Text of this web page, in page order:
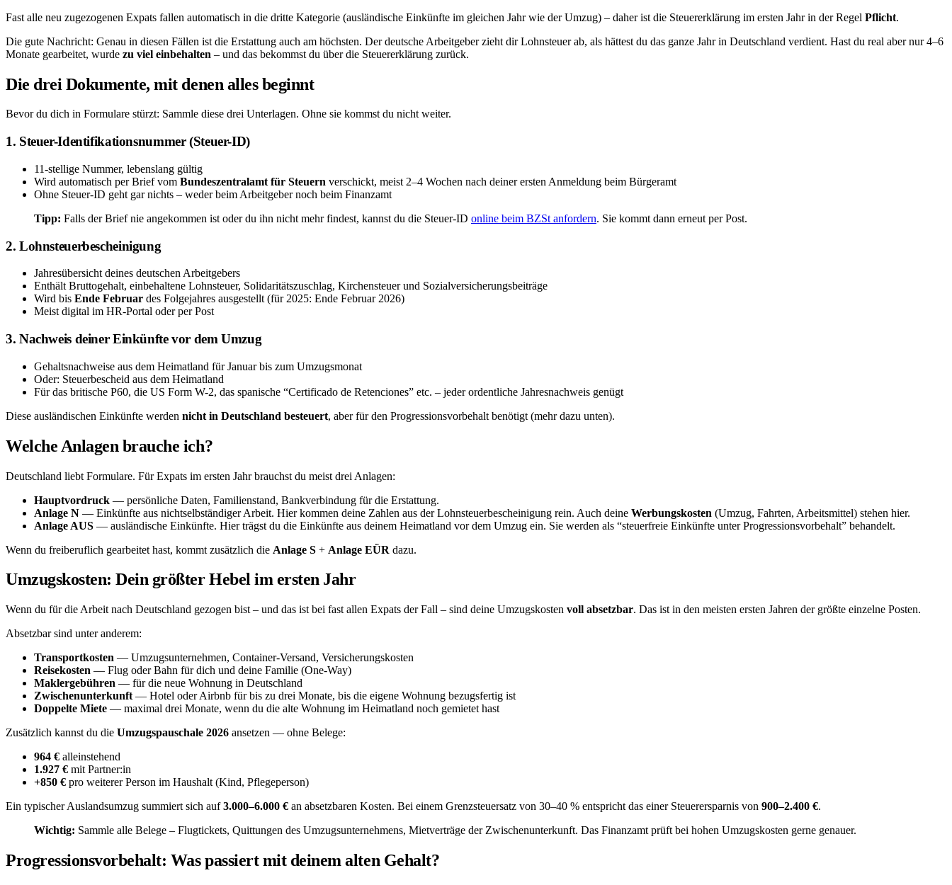
Fast alle neu zugezogenen Expats fallen automatisch in die dritte Kategorie (ausländische Einkünfte im gleichen Jahr wie der Umzug) – daher ist die Steuererklärung im ersten Jahr in der Regel Pflicht.
Die gute Nachricht: Genau in diesen Fällen ist die Erstattung auch am höchsten. Der deutsche Arbeitgeber zieht dir Lohnsteuer ab, als hättest du das ganze Jahr in Deutschland verdient. Hast du real aber nur 4–6
Monate gearbeitet, wurde zu viel einbehalten – und das bekommst du über die Steuererklärung zurück.
Die drei Dokumente, mit denen alles beginnt
Bevor du dich in Formulare stürzt: Sammle diese drei Unterlagen. Ohne sie kommst du nicht weiter.
1. Steuer-Identifikationsnummer (Steuer-ID)
11-stellige Nummer, lebenslang gültig
Wird automatisch per Brief vom Bundeszentralamt für Steuern verschickt, meist 2–4 Wochen nach deiner ersten Anmeldung beim Bürgeramt
Ohne Steuer-ID geht gar nichts – weder beim Arbeitgeber noch beim Finanzamt
Tipp: Falls der Brief nie angekommen ist oder du ihn nicht mehr findest, kannst du die Steuer-ID online beim BZSt anfordern. Sie kommt dann erneut per Post.
2. Lohnsteuerbescheinigung
Jahresübersicht deines deutschen Arbeitgebers
Enthält Bruttogehalt, einbehaltene Lohnsteuer, Solidaritätszuschlag, Kirchensteuer und Sozialversicherungsbeiträge
Wird bis Ende Februar des Folgejahres ausgestellt (für 2025: Ende Februar 2026)
Meist digital im HR-Portal oder per Post
3. Nachweis deiner Einkünfte vor dem Umzug
Gehaltsnachweise aus dem Heimatland für Januar bis zum Umzugsmonat
Oder: Steuerbescheid aus dem Heimatland
Für das britische P60, die US Form W-2, das spanische “Certificado de Retenciones” etc. – jeder ordentliche Jahresnachweis genügt
Diese ausländischen Einkünfte werden nicht in Deutschland besteuert, aber für den Progressionsvorbehalt benötigt (mehr dazu unten).
Welche Anlagen brauche ich?
Deutschland liebt Formulare. Für Expats im ersten Jahr brauchst du meist drei Anlagen:
Hauptvordruck — persönliche Daten, Familienstand, Bankverbindung für die Erstattung.
Anlage N — Einkünfte aus nichtselbständiger Arbeit. Hier kommen deine Zahlen aus der Lohnsteuerbescheinigung rein. Auch deine Werbungskosten (Umzug, Fahrten, Arbeitsmittel) stehen hier.
Anlage AUS — ausländische Einkünfte. Hier trägst du die Einkünfte aus deinem Heimatland vor dem Umzug ein. Sie werden als “steuerfreie Einkünfte unter Progressionsvorbehalt” behandelt.
Wenn du freiberuflich gearbeitet hast, kommt zusätzlich die Anlage S + Anlage EÜR dazu.
Umzugskosten: Dein größter Hebel im ersten Jahr
Wenn du für die Arbeit nach Deutschland gezogen bist – und das ist bei fast allen Expats der Fall – sind deine Umzugskosten voll absetzbar. Das ist in den meisten ersten Jahren der größte einzelne Posten.
Absetzbar sind unter anderem:
Transportkosten — Umzugsunternehmen, Container-Versand, Versicherungskosten
Reisekosten — Flug oder Bahn für dich und deine Familie (One-Way)
Maklergebühren — für die neue Wohnung in Deutschland
Zwischenunterkunft — Hotel oder Airbnb für bis zu drei Monate, bis die eigene Wohnung bezugsfertig ist
Doppelte Miete — maximal drei Monate, wenn du die alte Wohnung im Heimatland noch gemietet hast
Zusätzlich kannst du die Umzugspauschale 2026 ansetzen — ohne Belege:
964 € alleinstehend
1.927 € mit Partner:in
+850 € pro weiterer Person im Haushalt (Kind, Pflegeperson)
Ein typischer Auslandsumzug summiert sich auf3.000–6.000 € an absetzbaren Kosten. Bei einem Grenzsteuersatz von 30–40 % entspricht das einer Steuerersparnis von 900–2.400 €.
Wichtig: Sammle alle Belege – Flugtickets, Quittungen des Umzugsunternehmens, Mietverträge der Zwischenunterkunft. Das Finanzamt prüft bei hohen Umzugskosten gerne genauer.
Progressionsvorbehalt: Was passiert mit deinem alten Gehalt?